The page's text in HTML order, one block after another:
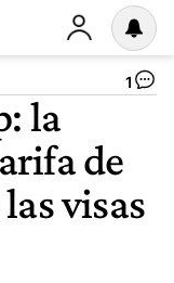
1
la
de
visas